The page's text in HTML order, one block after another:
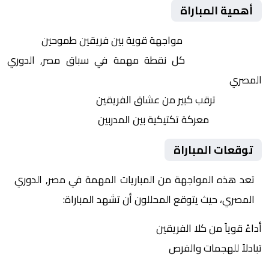
أهمية المباراة
مواجهة قوية بين فريقين طموحين
كل نقطة مهمة في سباق مصر, الدوري
المصري
ترقب كبير من عشاق الفريقين
معركة تكتيكية بين المدربين
توقعات المباراة
تعد هذه المواجهة من المباريات المهمة في مصر, الدوري
المصري، حيث يتوقع المحللون أن تشهد المباراة:
أداءً قوياً من كلا الفريقين
تبادلاً للهجمات والفرص